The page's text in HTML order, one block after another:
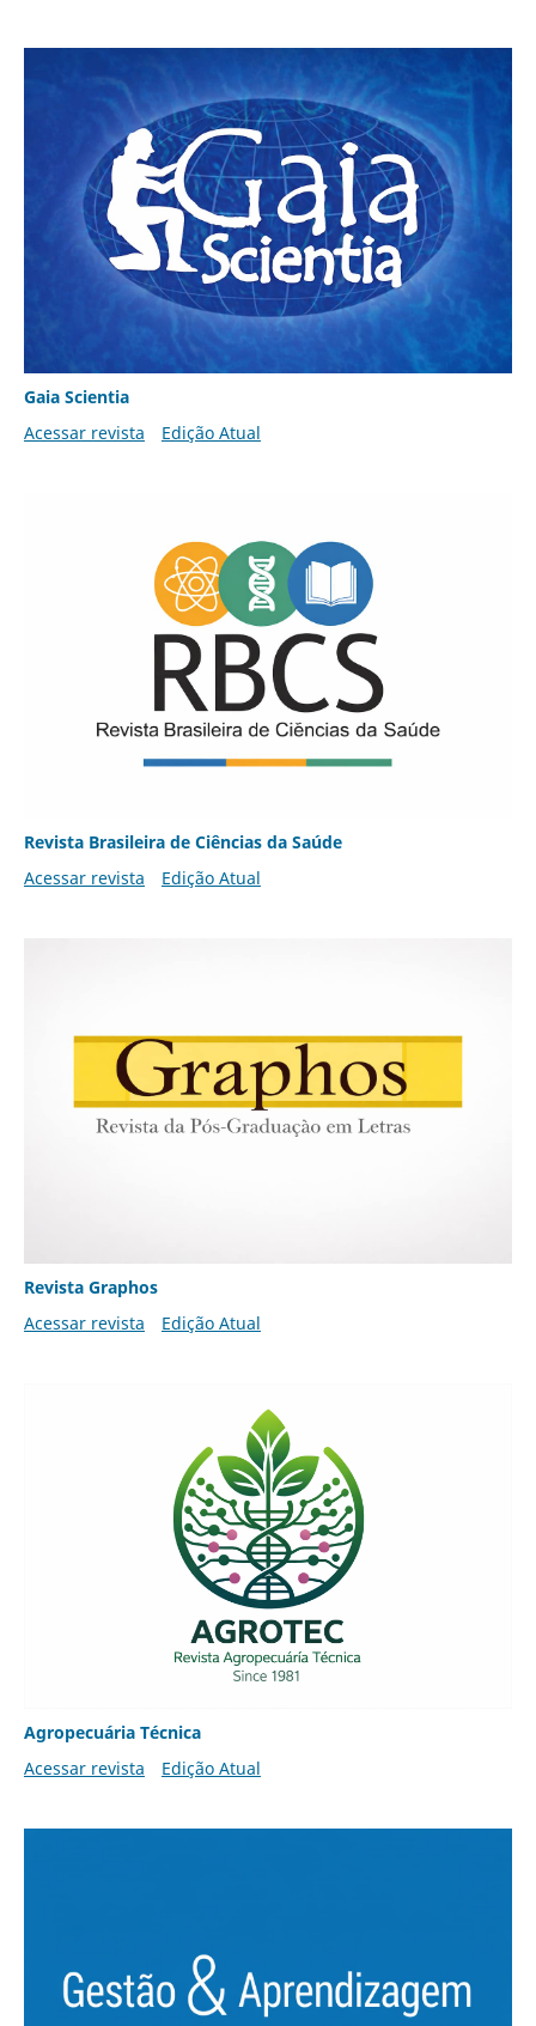
Gaia Scientia
Acessar revista
Edição Atual
Revista Brasileira de Ciências da Saúde
Acessar revista
Edição Atual
Revista Graphos
Acessar revista
Edição Atual
Agropecuária Técnica
Acessar revista
Edição Atual